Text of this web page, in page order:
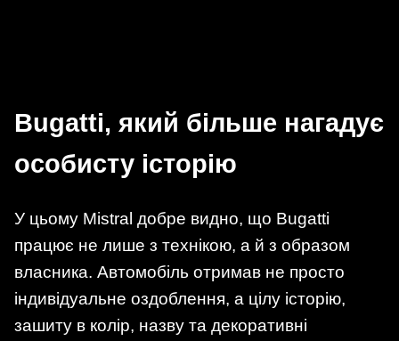
Bugatti, який більше нагадує
особисту історію
У цьому Mistral добре видно, що Bugatti
працює не лише з технікою, а й з образом
власника. Автомобіль отримав не просто
індивідуальне оздоблення, а цілу історію,
зашиту в колір, назву та декоративні